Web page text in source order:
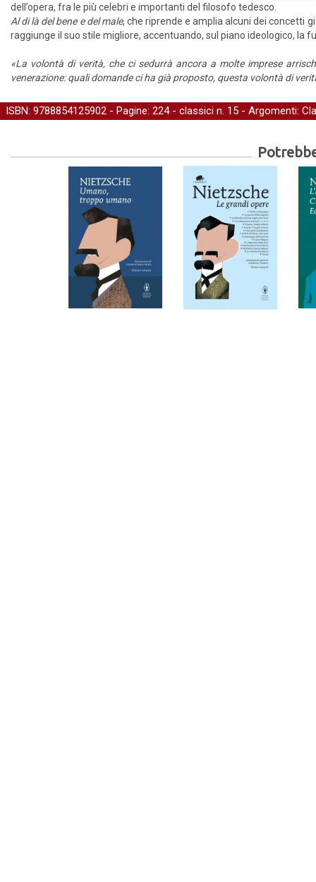
dell’opera, fra le più celebri e importanti del filosofo tedesco.
Al di là del bene e del male, che riprende e amplia alcuni dei concetti
raggiunge il suo stile migliore, accentuando, sul piano ideologico, la
«La volontà di verità, che ci sedurrà ancora a molte imprese
venerazione: quali domande ci ha già proposto, questa volontà di
ISBN: 9788854125902 - Pagine: 224 - classici n. 15 - Argomenti: